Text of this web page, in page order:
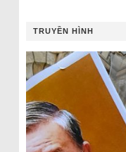
TRUYỀN HÌNH